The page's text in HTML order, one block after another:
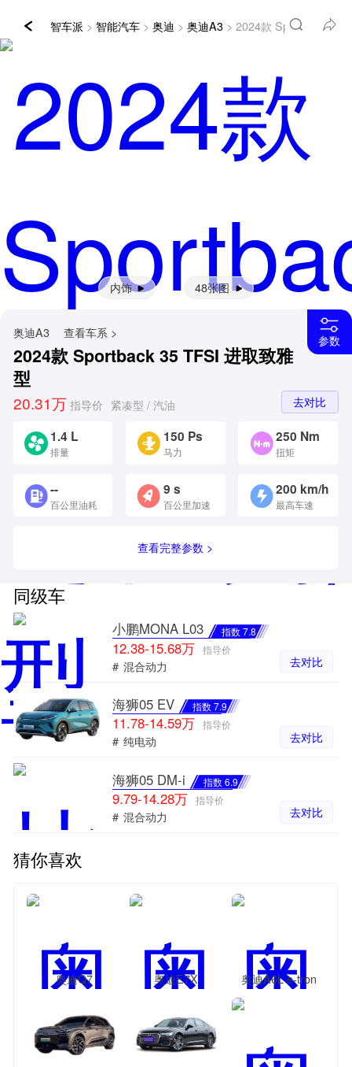
智车派 >智能汽车 >奥迪 >奥迪A3 > 2024款 Sportback 35
内饰 48张图
参数
奥迪A3 查看车系 >
2024款 Sportback 35 TFSI 进取致雅
型
20.31万 指导价 紧凑型 / 汽油 去对比
1.4 L
排量
150 Ps
马力
250 Nm
扭矩
--
百公里油耗
9 s
百公里加速
200 km/h
最高车速
查看完整参数 >
同级车
小鹏MONA L03 指数 7.8
12.38-15.68万 指导价
# 混合动力 去对比
海狮05 EV 指数 7.9
11.78-14.59万 指导价
# 纯电动 去对比
海狮05 DM-i 指数 6.9
9.79-14.28万 指导价
# 混合动力 去对比
猜你喜欢
奥迪Q7 奥迪E7X 奥迪A6L e-tron